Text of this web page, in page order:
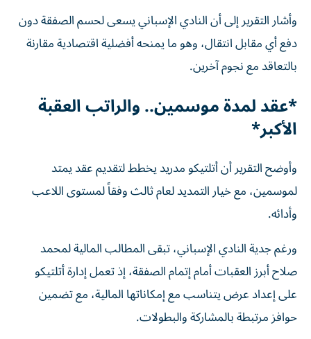
وأشار التقرير إلى أن النادي الإسباني يسعى لحسم الصفقة دون
دفع أي مقابل انتقال، وهو ما يمنحه أفضلية اقتصادية مقارنة
بالتعاقد مع نجوم آخرين.
*عقد لمدة موسمين.. والراتب العقبة
الأكبر*
وأوضح التقرير أن أتلتيكو مدريد يخطط لتقديم عقد يمتد
لموسمين، مع خيار التمديد لعام ثالث وفقاً لمستوى اللاعب
وأدائه.
ورغم جدية النادي الإسباني، تبقى المطالب المالية لمحمد
صلاح أبرز العقبات أمام إتمام الصفقة، إذ تعمل إدارة أتلتيكو
على إعداد عرض يتناسب مع إمكاناتها المالية، مع تضمين
حوافز مرتبطة بالمشاركة والبطولات.